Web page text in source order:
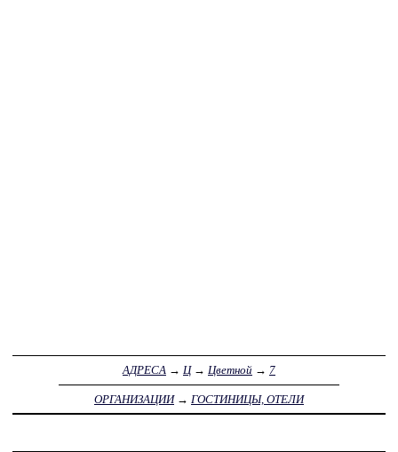
АДРЕСА → Ц→ Цветной → 7
ОРГАНИЗАЦИИ→ ГОСТИНИЦЫ, ОТЕЛИ